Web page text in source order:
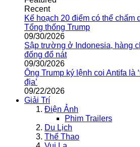
Recent
Kế hoạch 20 điểm có thể chấm
Tổng thống Trump
09/30/2026
Sập trường ở Indonesia, hàng
đống đổ nát
09/30/2026
Ông Trump ký lệnh coi Antifa là
địa’
09/22/2026
Giải Trí
Điện Ảnh
Phim Trailers
Du Lịch
Thể Thao